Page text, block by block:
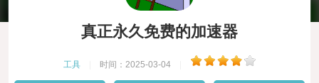
真正永久免费的加速器
工具 时间：2025-03-04